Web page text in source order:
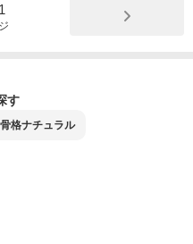
1
す
骨格ナチュラル